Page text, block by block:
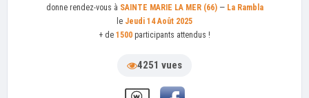
donne rendez-vous à SAINTE MARIE LA MER (66)— La Rambla
le Jeudi 14 Août 2025
+ de 1500 participants attendus !
4251 vues